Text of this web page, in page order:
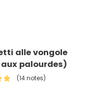
alle vongole
palourdes)
(14 notes)